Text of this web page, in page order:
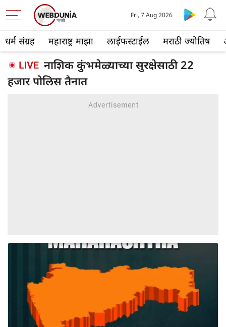
धर्म संग्रह महाराष्ट्र माझा लाईफस्टाईल मराठी ज्योतिष
Fri, 7 Aug 2026
नाशिक कुंभमेळ्याच्या सुरक्षेसाठी 22
हजार पोलिस तैनात